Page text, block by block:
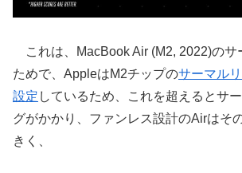
これは、MacBook Air (M2, 2022)のサ
ためで、AppleはM2チップのサーマル
設定 しているため、これを超えるとサ
グがかかり、ファンレス設計のAirはそ
きく、